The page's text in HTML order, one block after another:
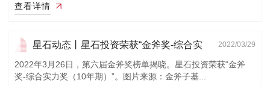
查看详情
星石动态丨星石投资荣获“金斧奖-综合实
力奖（1...
2022/03/29
2022年3月26日，第六届金斧奖榜单揭晓。星石投资荣获“金斧
奖-综合实力奖（10年期）”。图片来源：金斧子基...